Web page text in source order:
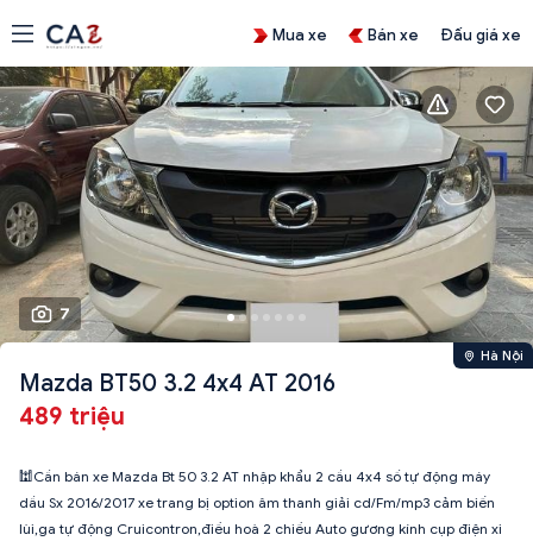
Mua xe Bán xe Đấu giá xe
7
Hà Nội
Mazda BT50 3.2 4x4 AT 2016
489 triệu
🕍Cần bán xe Mazda Bt 50 3.2 AT nhập khẩu 2 cầu 4x4 số tự động máy
dầu Sx 2016/2017 xe trang bị option âm thanh giải cd/Fm/mp3 cảm biến
lùi,ga tự động Cruicontron,điều hoà 2 chiều Auto gương kính cụp điện xi